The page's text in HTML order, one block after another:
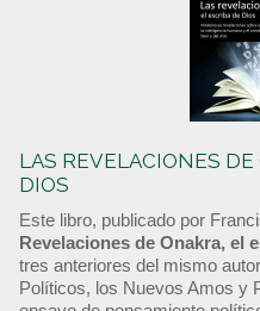
LAS REVELACIONES
DIOS
Este libro, publicado por
Revelaciones de Onakra, el
tres anteriores del mismo
Políticos, los Nuevos Amos y